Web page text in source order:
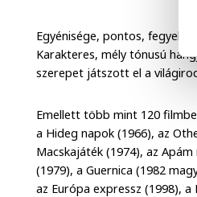
Egyénisége, pontos,
Karakteres, mély tónusú
szerepet játszott el a
Emellett több mint 120
a Hideg napok (1966), az
Macskajáték (1974), az
(1979), a Guernica (1982
az Európa expressz (1998),